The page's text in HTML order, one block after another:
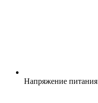
Напряжение питания